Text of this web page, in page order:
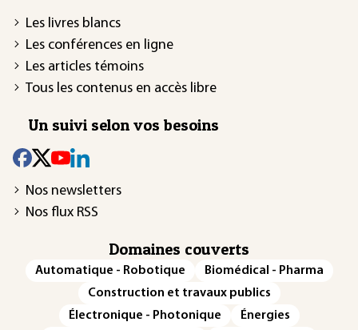
Les livres blancs
Les conférences en ligne
Les articles témoins
Tous les contenus en accès libre
Un suivi selon vos besoins
Nos newsletters
Nos flux RSS
Domaines couverts
Automatique - Robotique
Biomédical - Pharma
Construction et travaux publics
Électronique - Photonique
Énergies